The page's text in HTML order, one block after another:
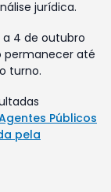
jurídica.
a 4 de outubro
permanecer até
turno.
Públicos
pela